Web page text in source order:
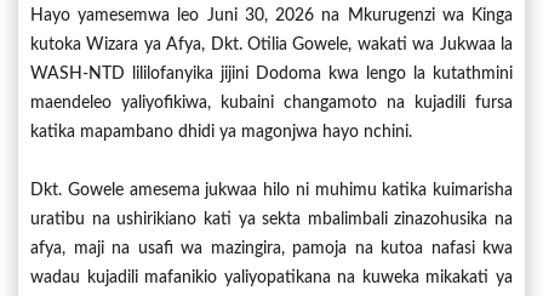
Hayo yamesemwa leo Juni 30, 2026 na Mkurugenzi wa Kinga
kutoka Wizara ya Afya, Dkt. Otilia Gowele, wakati wa Jukwaa la
WASH-NTD lililofanyika jijini Dodoma kwa lengo la kutathmini
maendeleo yaliyofikiwa, kubaini changamoto na kujadili fursa
katika mapambano dhidi ya magonjwa hayo nchini.
Dkt. Gowele amesema jukwaa hilo ni muhimu katika kuimarisha
uratibu na ushirikiano kati ya sekta mbalimbali zinazohusika na
afya, maji na usafi wa mazingira, pamoja na kutoa nafasi kwa
wadau kujadili mafanikio yaliyopatikana na kuweka mikakati ya